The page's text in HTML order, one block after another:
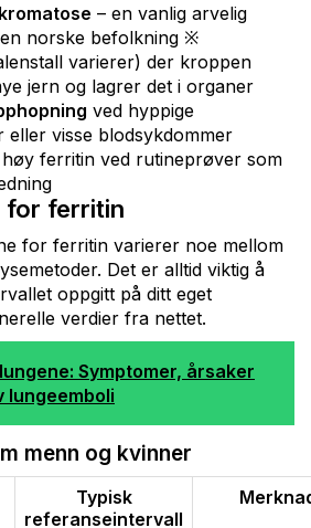
– en vanlig arvelig
norske befolkning ※
varierer) der kroppen
jern og lagrer det i organer
ved hyppige
eller visse blodsykdommer
ferritin ved rutineprøver som
for ferritin
for ferritin varierer noe mellom
Det er alltid viktig å
oppgitt på ditt eget
verdier fra nettet.
Symptomer, årsaker
lungeemboli
menn og kvinner
Typisk
referanseintervall